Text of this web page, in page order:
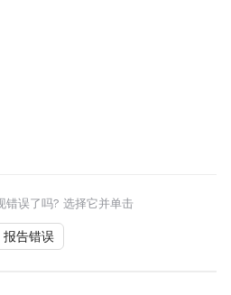
错误了吗? 选择它并单击
报告错误